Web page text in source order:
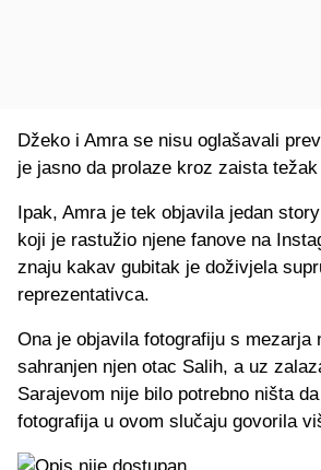
Džeko i Amra se nisu oglašavali
je jasno da prolaze kroz zaista težak
Ipak, Amra je tek objavila jedan
koji je rastužio njene fanove na
znaju kakav gubitak je doživjela
reprezentativca.
Ona je objavila fotografiju s mezarja
sahranjen njen otac Salih, a uz
Sarajevom nije bilo potrebno ništa
fotografija u ovom slučaju govorila